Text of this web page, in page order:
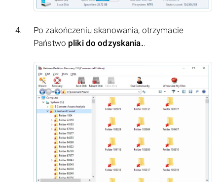
Po zakończeniu skanowania, otrzymacie
Państwo pliki do odzyskania..